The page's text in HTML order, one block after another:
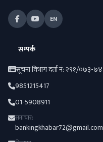
EN
सम्पर्क
सूचना विभाग दर्ता नं: २९१/०७३-७४
9851215417
01-5908911
समाचार:
bankingkhabar72@gmail.com